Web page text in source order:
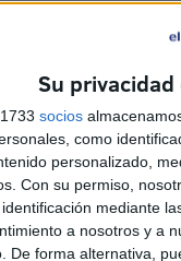
Su
socios
como
personalizado,
Con su permiso,
mediante
a nosotros y a
De forma alternativa,
por la Policía “se
esos números se
más